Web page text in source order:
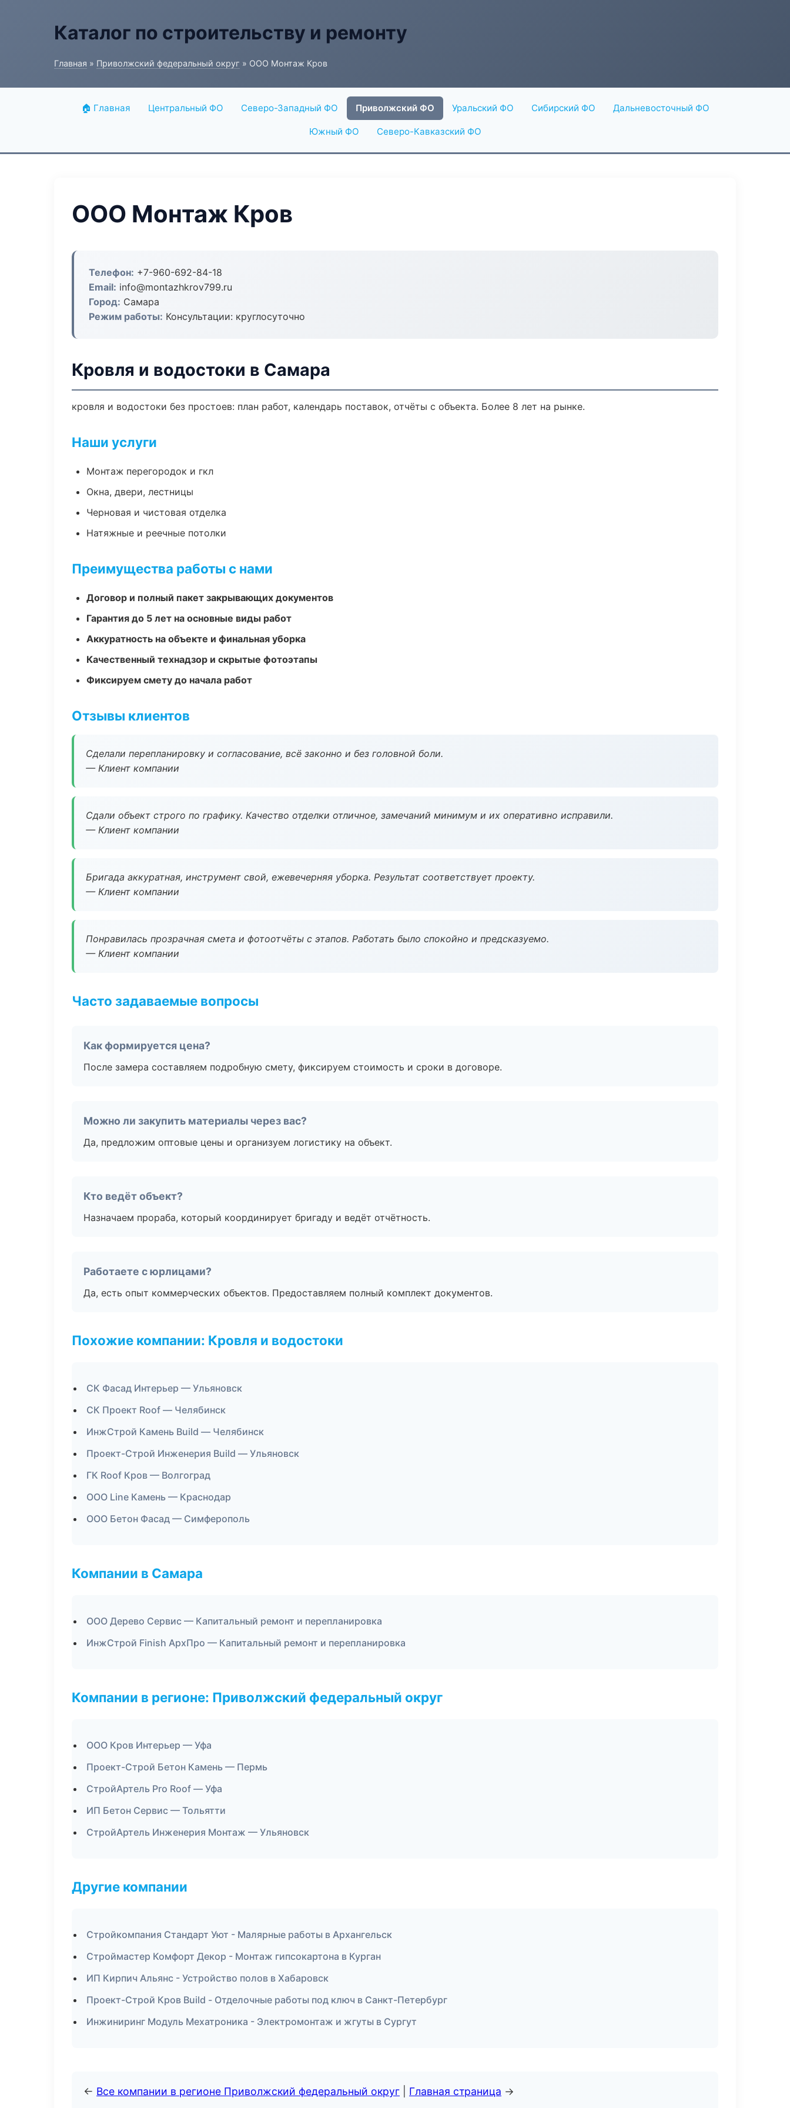
Каталог по строительству и ремонту
Главная » Приволжский федеральный округ » ООО Монтаж Кров
🏠 Главная Центральный ФО Северо-Западный ФО Приволжский ФО Уральский ФО Сибирский ФО Дальневосточный ФО
Южный ФО Северо-Кавказский ФО
ООО Монтаж Кров
Телефон: +7-960-692-84-18
Email: info@montazhkrov799.ru
Город: Самара
Режим работы: Консультации: круглосуточно
Кровля и водостоки в Самара
кровля и водостоки без простоев: план работ, календарь поставок, отчёты с объекта. Более 8 лет на рынке.
Наши услуги
Монтаж перегородок и гкл
Окна, двери, лестницы
Черновая и чистовая отделка
Натяжные и реечные потолки
Преимущества работы с нами
Договор и полный пакет закрывающих документов
Гарантия до 5 лет на основные виды работ
Аккуратность на объекте и финальная уборка
Качественный технадзор и скрытые фотоэтапы
Фиксируем смету до начала работ
Отзывы клиентов
Сделали перепланировку и согласование, всё законно и без головной боли.
— Клиент компании
Сдали объект строго по графику. Качество отделки отличное, замечаний минимум и их оперативно исправили.
— Клиент компании
Бригада аккуратная, инструмент свой, ежевечерняя уборка. Результат соответствует проекту.
— Клиент компании
Понравилась прозрачная смета и фотоотчёты с этапов. Работать было спокойно и предсказуемо.
— Клиент компании
Часто задаваемые вопросы
Как формируется цена?
После замера составляем подробную смету, фиксируем стоимость и сроки в договоре.
Можно ли закупить материалы через вас?
Да, предложим оптовые цены и организуем логистику на объект.
Кто ведёт объект?
Назначаем прораба, который координирует бригаду и ведёт отчётность.
Работаете с юрлицами?
Да, есть опыт коммерческих объектов. Предоставляем полный комплект документов.
Похожие компании: Кровля и водостоки
СК Фасад Интерьер — Ульяновск
СК Проект Roof — Челябинск
ИнжСтрой Камень Build — Челябинск
Проект-Строй Инженерия Build — Ульяновск
ГК Roof Кров — Волгоград
ООО Line Камень — Краснодар
ООО Бетон Фасад — Симферополь
Компании в Самара
ООО Дерево Сервис — Капитальный ремонт и перепланировка
ИнжСтрой Finish АрхПро — Капитальный ремонт и перепланировка
Компании в регионе: Приволжский федеральный округ
ООО Кров Интерьер — Уфа
Проект-Строй Бетон Камень — Пермь
СтройАртель Pro Roof — Уфа
ИП Бетон Сервис — Тольятти
СтройАртель Инженерия Монтаж — Ульяновск
Другие компании
Стройкомпания Стандарт Уют - Малярные работы в Архангельск
Строймастер Комфорт Декор - Монтаж гипсокартона в Курган
ИП Кирпич Альянс - Устройство полов в Хабаровск
Проект-Строй Кров Build - Отделочные работы под ключ в Санкт-Петербург
Инжиниринг Модуль Мехатроника - Электромонтаж и жгуты в Сургут
← Все компании в регионе Приволжский федеральный округ Главная страница →